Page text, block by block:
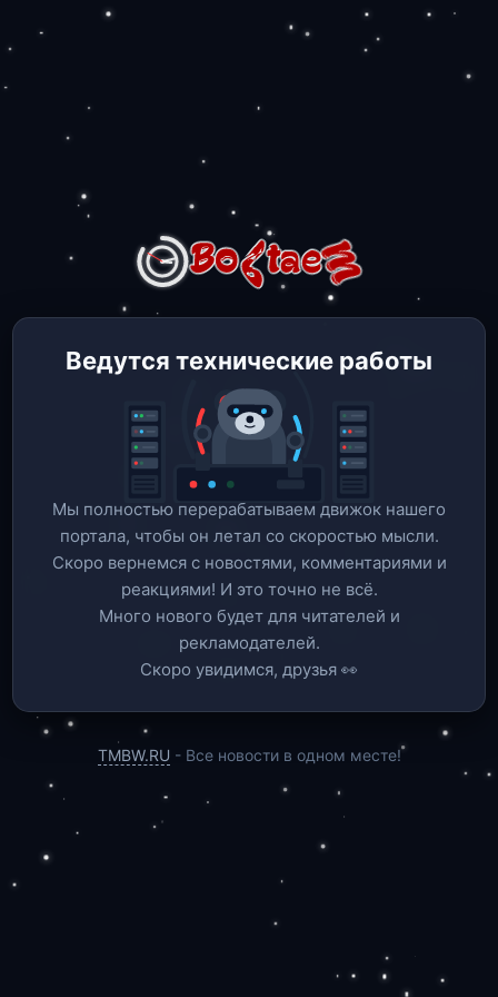
Ведутся технические работы
Мы полностью перерабатываем движок нашего
портала, чтобы он летал со скоростью мысли.
Скоро вернемся c новостями, комментариями и
реакциями! И это точно не всё.
Много нового будет для читателей и
рекламодателей.
Скоро увидимся, друзья 👀
TMBW.RU - Все новости в одном месте!